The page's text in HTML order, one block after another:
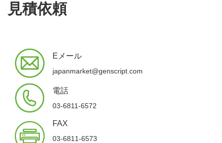
見積依頼
Eメール
japanmarket@genscript.com
電話
03-6811-6572
FAX
03-6811-6573